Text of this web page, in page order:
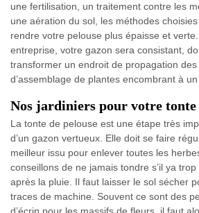
une fertilisation, un traitement contre les
une aération du sol, les méthodes
rendre votre pelouse plus épaisse et
entreprise, votre gazon sera consistant,
transformer un endroit de propagation
d’assemblage de plantes encombrant à
Nos jardiniers pour votre tonte
La tonte de pelouse est une étape très
d’un gazon vertueux. Elle doit se faire
meilleur issu pour enlever toutes les
conseillons de ne jamais tondre s’il ya
après la pluie. Il faut laisser le sol sécher
traces de machine. Souvent ce sont des